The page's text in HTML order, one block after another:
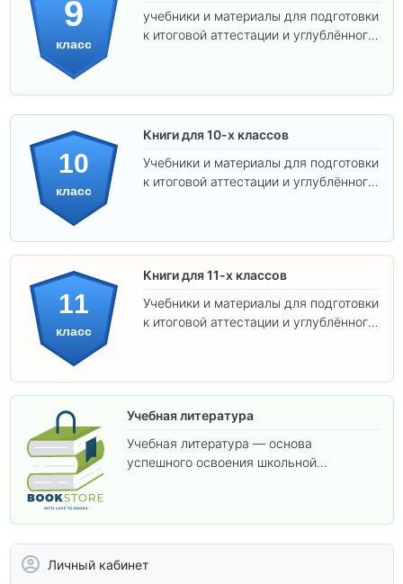
9
класс
учебники и материалы для подготовки
к итоговой аттестации и углублённого
10
класс
Книги для 10-х классов
Учебники и материалы для подготовки
к итоговой аттестации и углублённого
11
класс
Книги для 11-х классов
Учебники и материалы для подготовки
к итоговой аттестации и углублённого
Учебная литература
Учебная литература — основа
успешного освоения школьной
по предметам.
Личный кабинет